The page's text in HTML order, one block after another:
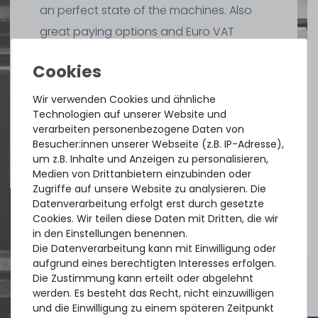
an perfect state of the machines. Also
great paying options and Euro VAT
ausTres Cantos
4.96 /5.00aus8.500Bewertungen
Wir verwenden Cookies und ähnliche
Technologien auf unserer Website und
verarbeiten personenbezogene Daten von
Besucher:innen unserer Webseite (z.B. IP-Adresse),
um z.B. Inhalte und Anzeigen zu personalisieren,
Medien von Drittanbietern einzubinden oder
Zugriffe auf unsere Website zu analysieren. Die
Datenverarbeitung erfolgt erst durch gesetzte
Cookies. Wir teilen diese Daten mit Dritten, die wir
in den Einstellungen benennen.
Die Datenverarbeitung kann mit Einwilligung oder
aufgrund eines berechtigten Interesses erfolgen.
Die Zustimmung kann erteilt oder abgelehnt
werden. Es besteht das Recht, nicht einzuwilligen
und die Einwilligung zu einem späteren Zeitpunkt